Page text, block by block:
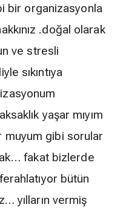
bir organizasyonla
.doğal olarak
ve stresli
sıkıntıya
yaşar mıyım
muyum gibi sorular
fakat bizlerde
bütün
yılların vermiş